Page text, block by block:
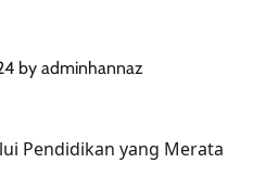
by adminhannaz
Pendidikan yang Merata